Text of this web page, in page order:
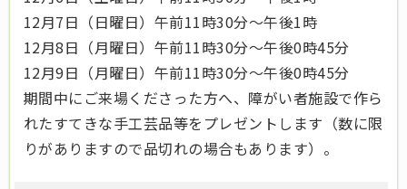
12月7日（日曜日）午前11時30分～午後1時
12月8日（月曜日）午前11時30分～午後0時45分
12月9日（月曜日）午前11時30分～午後0時45分
期間中にご来場くださった方へ、障がい者施設で作ら
れたすてきな手工芸品等をプレゼントします（数に限
りがありますので品切れの場合もあります）。